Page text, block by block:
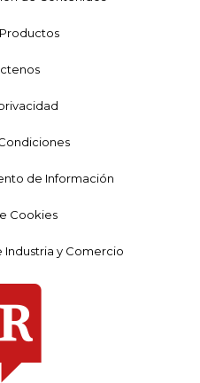
de Información
Cookies
y Comercio